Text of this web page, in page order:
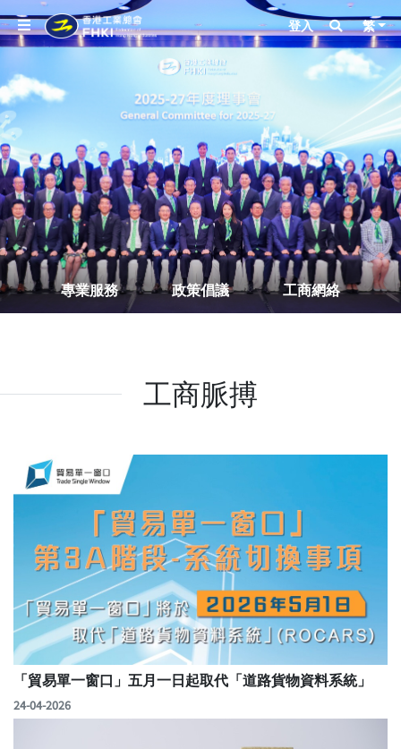
登入 繁
專業服務 政策倡議 工商網絡
工商脈搏
「貿易單一窗口」五月一日起取代「道路貨物資料系統」
24-04-2026